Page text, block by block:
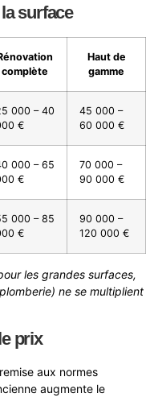
surface
complète
Haut de
gamme
000 – 40
€
45 000 –
60 000 €
000 – 65
€
70 000 –
90 000 €
000 – 85
€
90 000 –
120 000 €
les grandes surfaces,
ne se multiplient
prix
aux normes
augmente le